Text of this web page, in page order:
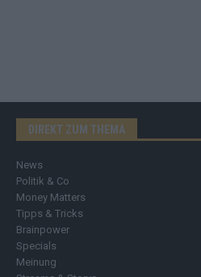
DIREKT ZUM THEMA
News
Politik & Co
Money Matters
Tipps & Tricks
Brainpower
Specials
Meinung